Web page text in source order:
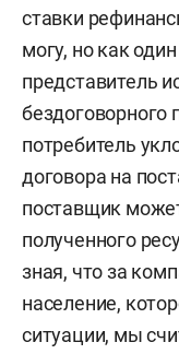
ставки
могу, но как
представитель
бездоговорного
потребитель
договора на
поставщик
полученного
зная, что за
население,
ситуации, мы